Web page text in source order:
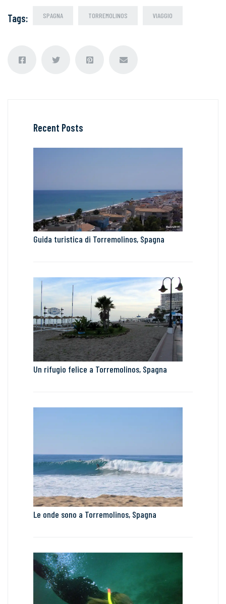
Tags: SPAGNA TORREMOLINOS VIAGGIO
Recent Posts
Guida turistica di Torremolinos, Spagna
Un rifugio felice a Torremolinos, Spagna
Le onde sono a Torremolinos, Spagna